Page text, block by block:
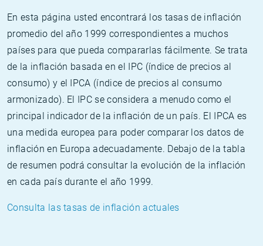
En esta página usted encontrará los tasas de inflación
promedio del año 1999 correspondientes a muchos
países para que pueda compararlas fácilmente. Se trata
de la inflación basada en el IPC (índice de precios al
consumo) y el IPCA (índice de precios al consumo
armonizado). El IPC se considera a menudo como el
principal indicador de la inflación de un país. El IPCA es
una medida europea para poder comparar los datos de
inflación en Europa adecuadamente. Debajo de la tabla
de resumen podrá consultar la evolución de la inflación
en cada país durante el año 1999.
Consulta las tasas de inflación actuales